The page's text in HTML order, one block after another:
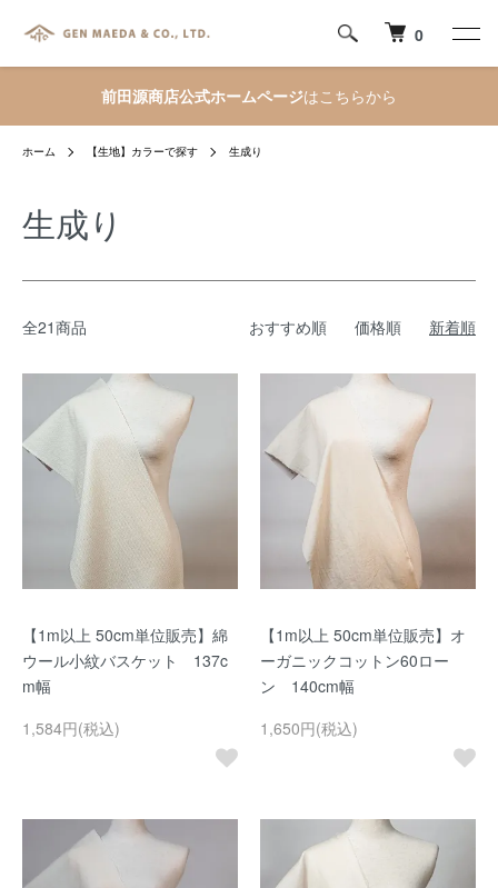
0
前田源商店公式ホームページはこちらから
ホーム 【生地】カラーで探す 生成り
生成り
全21商品 おすすめ順 価格順 新着順
【1m以上 50cm単位販売】綿
ウール小紋バスケット 137c
m幅
1,584円(税込)
【1m以上 50cm単位販売】オ
ーガニックコットン60ロー
ン 140cm幅
1,650円(税込)